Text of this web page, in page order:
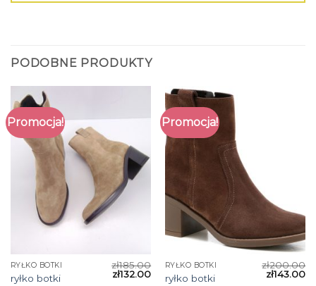
PODOBNE PRODUKTY
Promocja!
RYŁKO BOTKI
ryłko botki
zł185.00
zł132.00
Promocja!
RYŁKO BOTKI
ryłko botki
zł200.00
zł143.00